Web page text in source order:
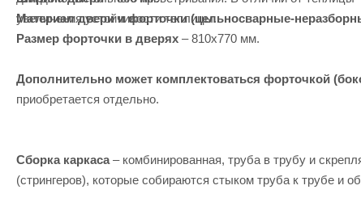
увеличения устойчивости теплицы.
Материал двери и форточки (цельносварные-
Размер форточки в дверях – 810х770 мм.
Дополнительно может комплектоваться форточкой
приобретается отдельно.
Сборка каркаса – комбинированная, труба в трубу и
(стрингеров), которые собираются стыком труба к трубе и